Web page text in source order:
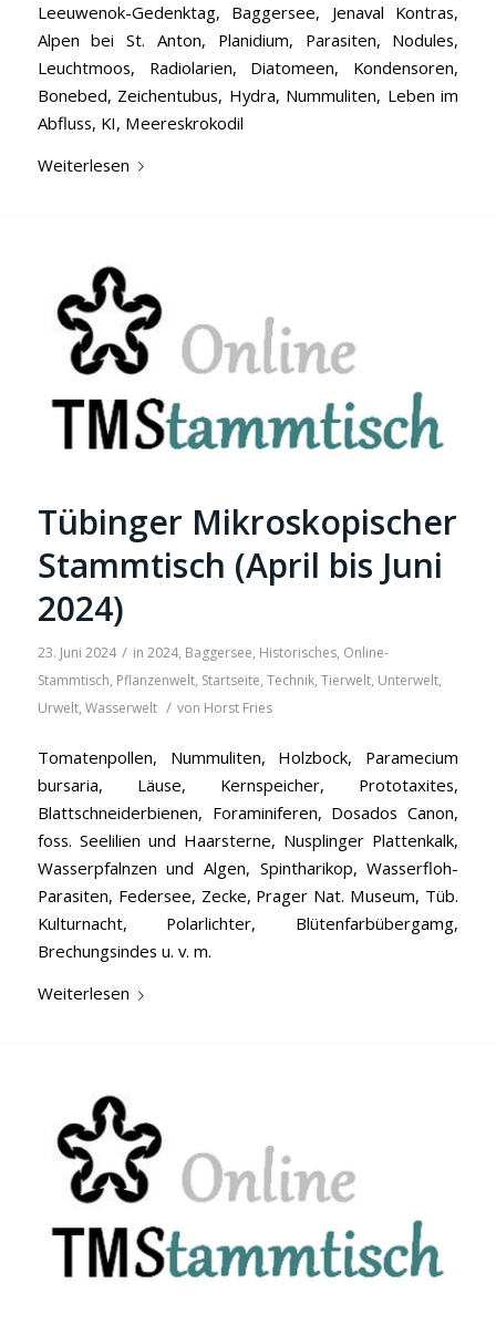
Leeuwenok-Gedenktag, Baggersee, Jenaval Kontras,
Alpen bei St. Anton, Planidium, Parasiten, Nodules,
Leuchtmoos, Radiolarien, Diatomeen, Kondensoren,
Bonebed, Zeichentubus, Hydra, Nummuliten, Leben im
Abfluss, KI, Meereskrokodil
Weiterlesen
Tübinger Mikroskopischer
Stammtisch (April bis Juni
2024)
23. Juni 2024 / in 2024, Baggersee, Historisches, Online-
Stammtisch, Pflanzenwelt, Startseite, Technik, Tierwelt, Unterwelt,
Urwelt, Wasserwelt / von Horst Fries
Tomatenpollen, Nummuliten, Holzbock, Paramecium
bursaria, Läuse, Kernspeicher, Prototaxites,
Blattschneiderbienen, Foraminiferen, Dosados Canon,
foss. Seelilien und Haarsterne, Nusplinger Plattenkalk,
Wasserpfalnzen und Algen, Spintharikop, Wasserfloh-
Parasiten, Federsee, Zecke, Prager Nat. Museum, Tüb.
Kulturnacht, Polarlichter, Blütenfarbübergamg,
Brechungsindes u. v. m.
Weiterlesen